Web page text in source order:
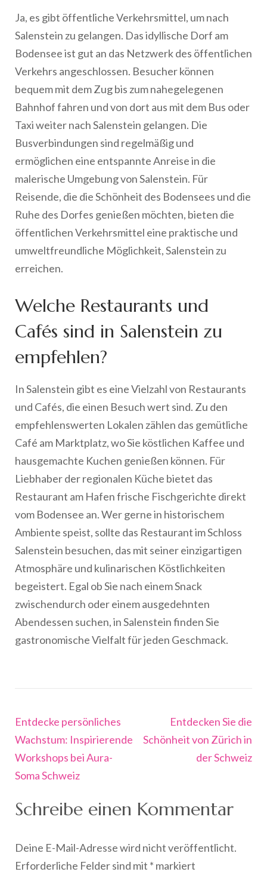
Ja, es gibt öffentliche Verkehrsmittel, um nach
Salenstein zu gelangen. Das idyllische Dorf am
Bodensee ist gut an das Netzwerk des öffentlichen
Verkehrs angeschlossen. Besucher können
bequem mit dem Zug bis zum nahegelegenen
Bahnhof fahren und von dort aus mit dem Bus oder
Taxi weiter nach Salenstein gelangen. Die
Busverbindungen sind regelmäßig und
ermöglichen eine entspannte Anreise in die
malerische Umgebung von Salenstein. Für
Reisende, die die Schönheit des Bodensees und die
Ruhe des Dorfes genießen möchten, bieten die
öffentlichen Verkehrsmittel eine praktische und
umweltfreundliche Möglichkeit, Salenstein zu
erreichen.
Welche Restaurants und
Cafés sind in Salenstein zu
empfehlen?
In Salenstein gibt es eine Vielzahl von Restaurants
und Cafés, die einen Besuch wert sind. Zu den
empfehlenswerten Lokalen zählen das gemütliche
Café am Marktplatz, wo Sie köstlichen Kaffee und
hausgemachte Kuchen genießen können. Für
Liebhaber der regionalen Küche bietet das
Restaurant am Hafen frische Fischgerichte direkt
vom Bodensee an. Wer gerne in historischem
Ambiente speist, sollte das Restaurant im Schloss
Salenstein besuchen, das mit seiner einzigartigen
Atmosphäre und kulinarischen Köstlichkeiten
begeistert. Egal ob Sie nach einem Snack
zwischendurch oder einem ausgedehnten
Abendessen suchen, in Salenstein finden Sie
gastronomische Vielfalt für jeden Geschmack.
Beitragsnavigation
Entdecke persönliches
Wachstum: Inspirierende
Workshops bei Aura-
Soma Schweiz
Entdecken Sie die
Schönheit von Zürich in
der Schweiz
Schreibe einen Kommentar
Deine E-Mail-Adresse wird nicht veröffentlicht.
Erforderliche Felder sind mit * markiert